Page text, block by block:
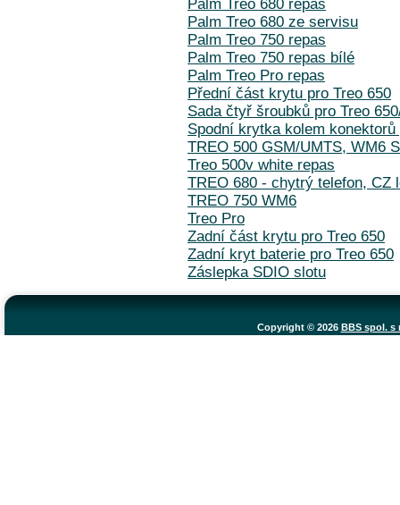
Palm Treo 680 repas
Palm Treo 680 ze servisu
Palm Treo 750 repas
Palm Treo 750 repas bílé
Palm Treo Pro repas
Přední část krytu pro Treo 650
Sada čtyř šroubků pro Treo
Spodní krytka kolem konektorů
TREO 500 GSM/UMTS, WM6
Treo 500v white repas
TREO 680 - chytrý telefon, CZ
TREO 750 WM6
Treo Pro
Zadní část krytu pro Treo 650
Zadní kryt baterie pro Treo 650
Záslepka SDIO slotu
Copyright © 2026 BBS spol. s